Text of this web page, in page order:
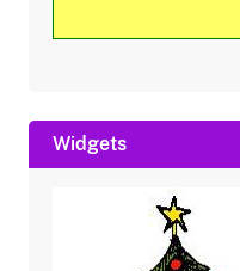
Widgets